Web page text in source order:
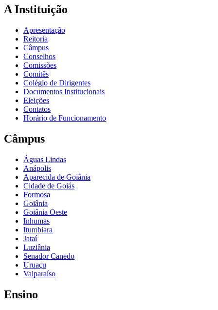
A Instituição
Apresentação
Reitoria
Câmpus
Conselhos
Comissões
Comitês
Colégio de Dirigentes
Documentos Institucionais
Eleições
Contatos
Horário de Funcionamento
Câmpus
Águas Lindas
Anápolis
Aparecida de Goiânia
Cidade de Goiás
Formosa
Goiânia
Goiânia Oeste
Inhumas
Itumbiara
Jataí
Luziânia
Senador Canedo
Uruaçu
Valparaíso
Ensino